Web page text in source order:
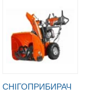
СНІГОПРИБИРАЧ